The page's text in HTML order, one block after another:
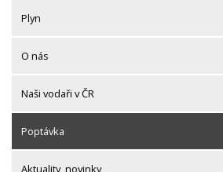
Plyn
O nás
Naši vodaři v ČR
Poptávka
Aktuality, novinky